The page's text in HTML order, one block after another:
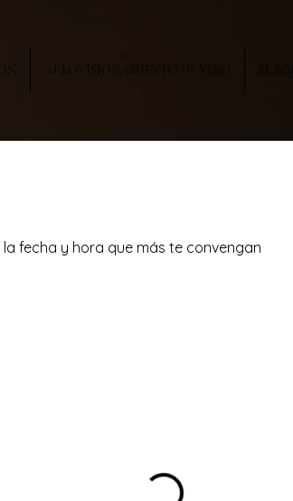
APROVISIONAMIENTO DE VINO
fecha y hora que más te convengan